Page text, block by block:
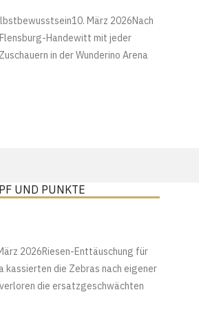
März 2026Nach
Handewitt mit jeder
in der Wunderino Arena
UND PUNKTE
2026Riesen-Enttäuschung für
kassierten die Zebras nach eigener
die ersatzgeschwächten